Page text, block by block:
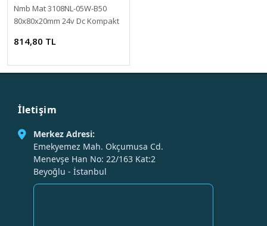
Nmb Mat 3108NL-05W-B50
80x80x20mm 24v Dc Kompakt
814,80 TL
İletişim
Merkez Adresi:
Emekyemez Mah. Okçumusa Cd.
Menevşe Han No: 22/163 Kat:2
Beyoğlu - İstanbul